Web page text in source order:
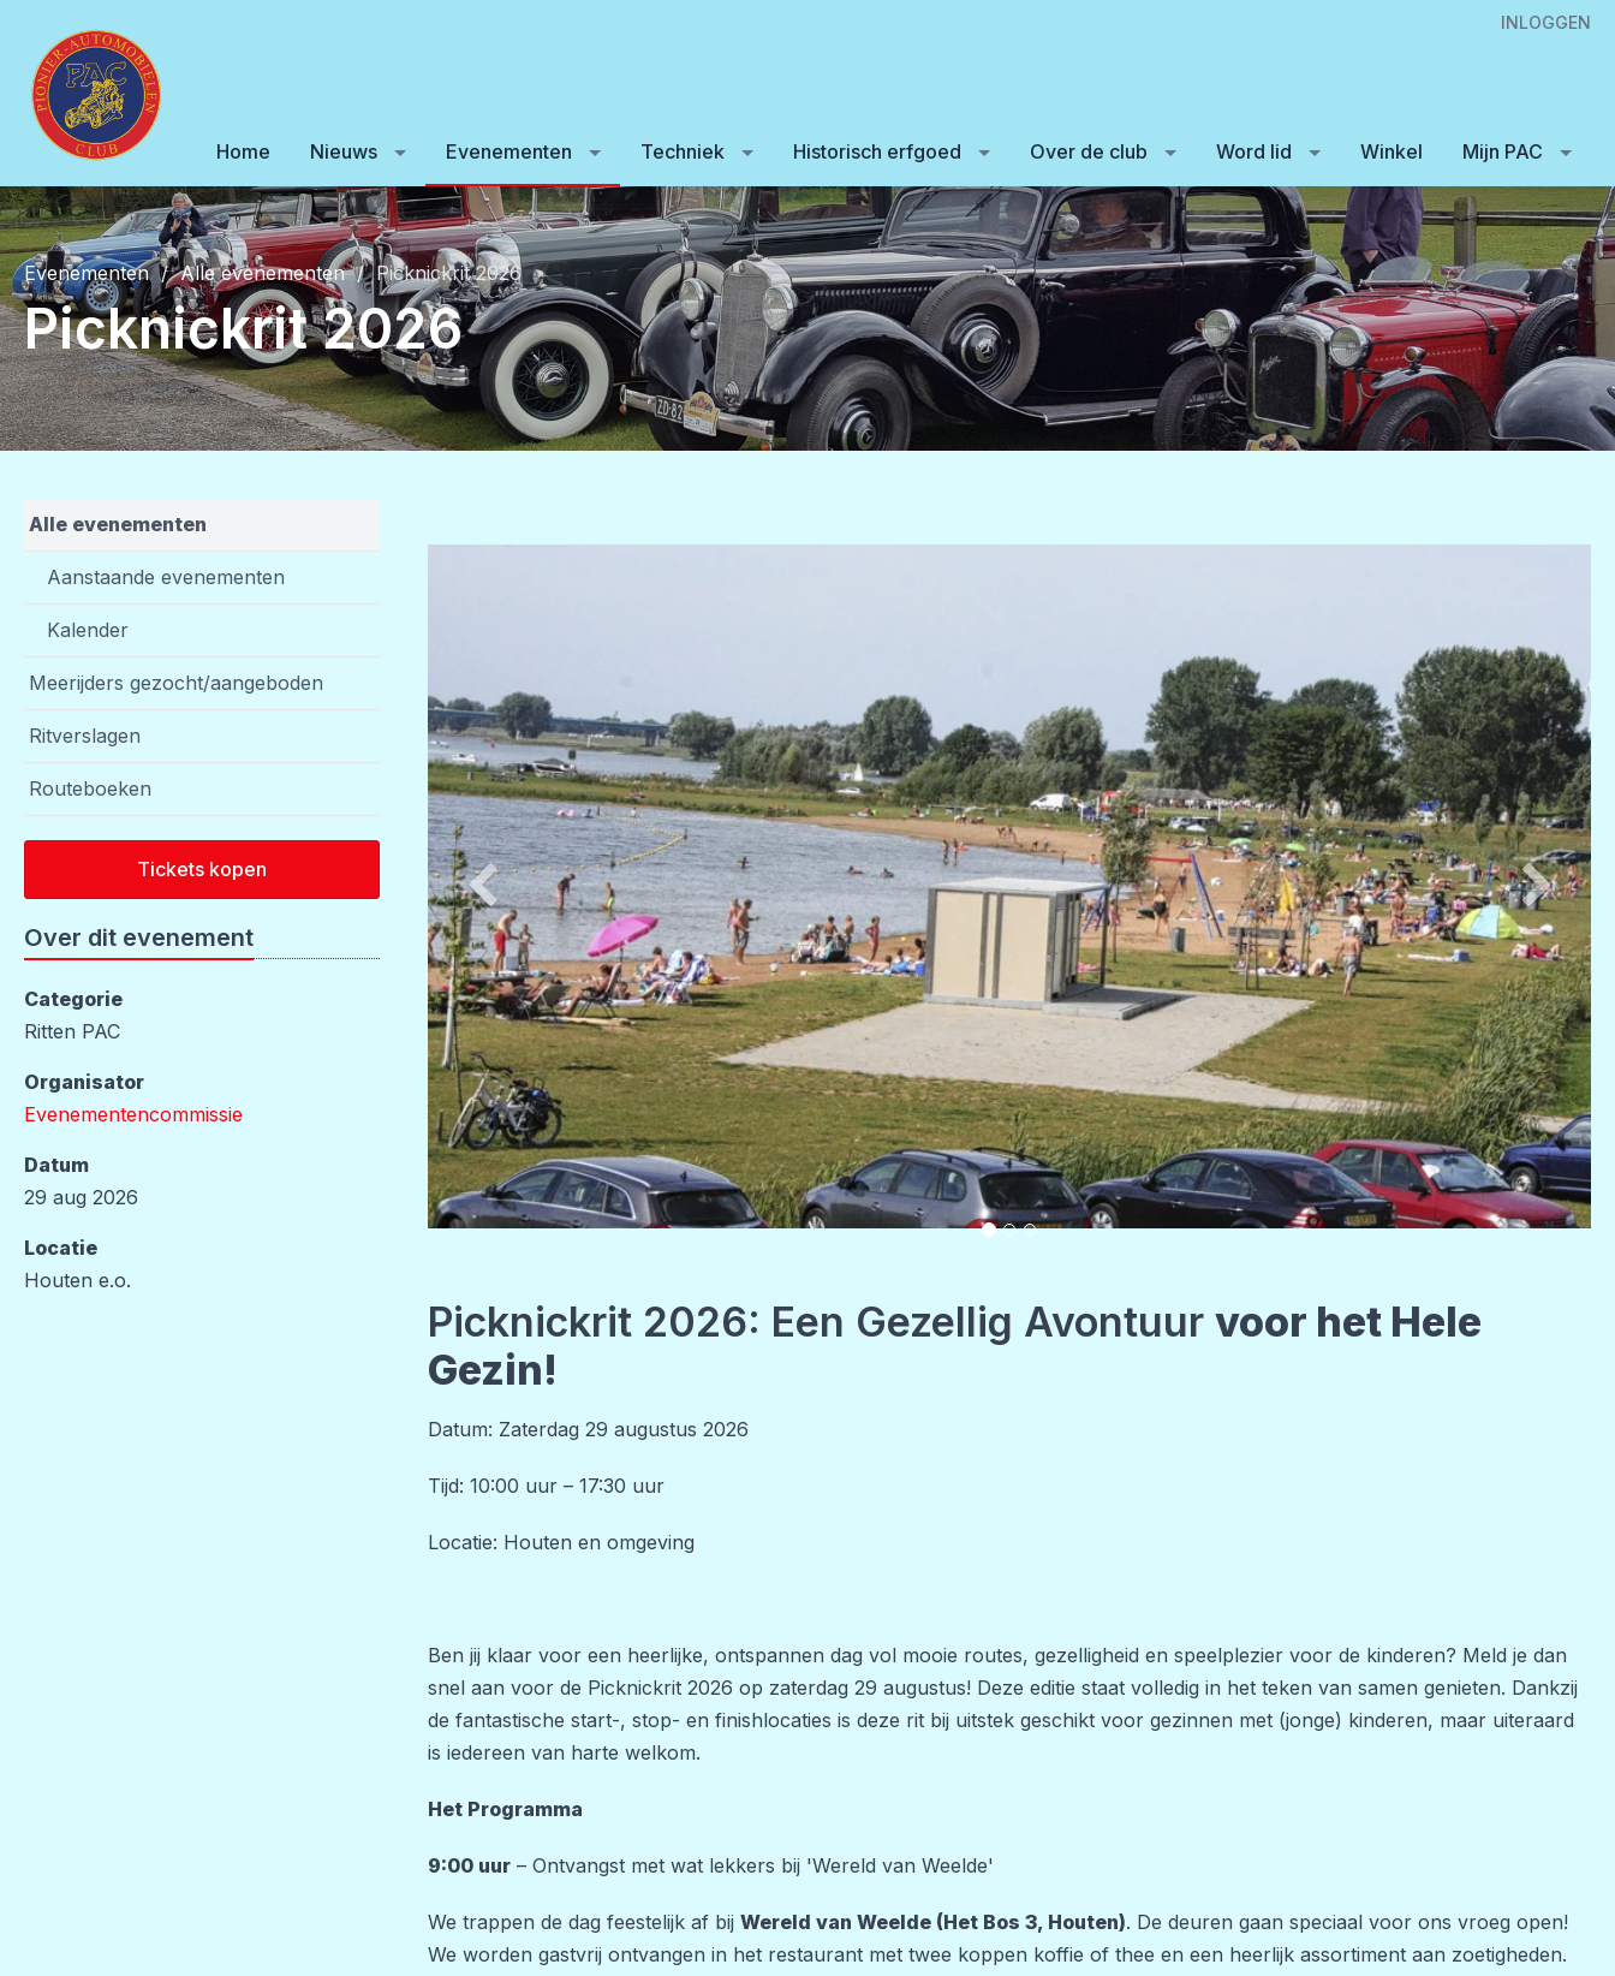
INLOGGEN
Home Nieuws Evenementen Techniek Historisch erfgoed Over de club Word lid Winkel Mijn PAC
Evenementen Alle evenementen Picknickrit 2026
Picknickrit 2026
Alle evenementen
Aanstaande evenementen
Kalender
Meerijders gezocht/aangeboden
Ritverslagen
Routeboeken
Tickets kopen
Over dit evenement
Categorie
Ritten PAC
Organisator
Evenementencommissie
Datum
29 aug 2026
Locatie
Houten e.o.
Picknickrit 2026: Een Gezellig Avontuur voor het Hele
Gezin!
Datum: Zaterdag 29 augustus 2026
Tijd: 10:00 uur – 17:30 uur
Locatie: Houten en omgeving
Ben jij klaar voor een heerlijke, ontspannen dag vol mooie routes, gezelligheid en speelplezier voor de kinderen? Meld je dan
snel aan voor de Picknickrit 2026 op zaterdag 29 augustus! Deze editie staat volledig in het teken van samen genieten. Dankzij
de fantastische start-, stop- en finishlocaties is deze rit bij uitstek geschikt voor gezinnen met (jonge) kinderen, maar uiteraard
is iedereen van harte welkom.
Het Programma
9:00 uur – Ontvangst met wat lekkers bij 'Wereld van Weelde'
We trappen de dag feestelijk af bij Wereld van Weelde (Het Bos 3, Houten). De deuren gaan speciaal voor ons vroeg open!
We worden gastvrij ontvangen in het restaurant met twee koppen koffie of thee en een heerlijk assortiment aan zoetigheden.